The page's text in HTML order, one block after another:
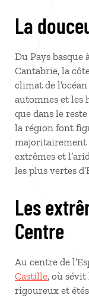
La
Du Pays basque
Cantabrie, la
climat de
automnes et les
que dans le
la région font
majoritairement
extrêmes et
les plus vertes
Les extrêmes des plateaux du
Centre
Au centre de
Castille, où
rigoureux et